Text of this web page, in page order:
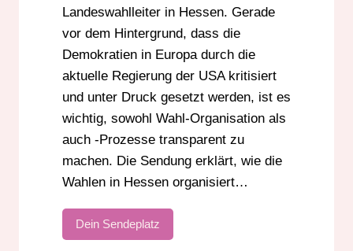
Landeswahlleiter in Hessen. Gerade
vor dem Hintergrund, dass die
Demokratien in Europa durch die
aktuelle Regierung der USA kritisiert
und unter Druck gesetzt werden, ist es
wichtig, sowohl Wahl-Organisation als
auch -Prozesse transparent zu
machen. Die Sendung erklärt, wie die
Wahlen in Hessen organisiert…
Dein Sendeplatz